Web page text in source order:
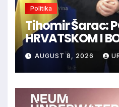
Politika
Tihomir Šarac:
HRVATSKOM I
NARODU U BiH
AUGUST 8, 2026